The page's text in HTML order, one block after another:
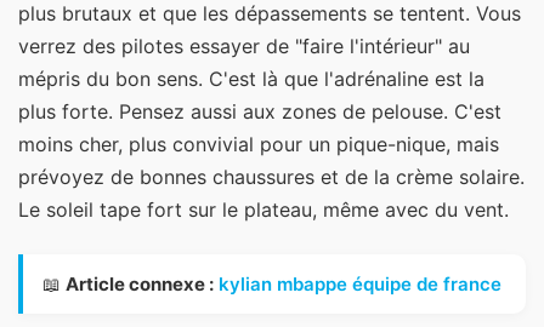
plus brutaux et que les dépassements se tentent. Vous
verrez des pilotes essayer de "faire l'intérieur" au
mépris du bon sens. C'est là que l'adrénaline est la
plus forte. Pensez aussi aux zones de pelouse. C'est
moins cher, plus convivial pour un pique-nique, mais
prévoyez de bonnes chaussures et de la crème solaire.
Le soleil tape fort sur le plateau, même avec du vent.
📖 Article connexe : kylian mbappe équipe de france